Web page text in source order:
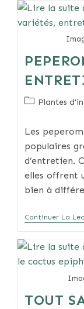
PostPlantes
Les
populaires
d’entretien.
elles offrent
bien à
Continuer La
TOUT